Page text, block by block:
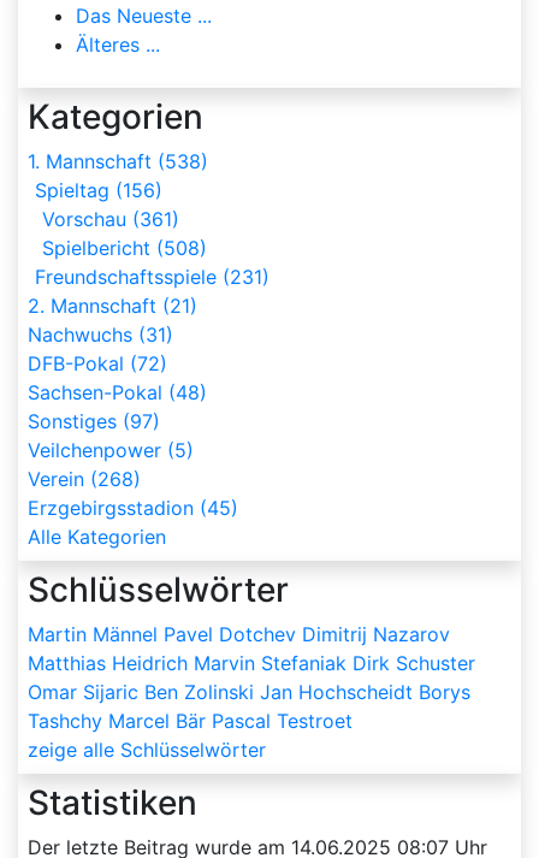
Das Neueste ...
Älteres ...
Kategorien
1. Mannschaft (538)
Spieltag (156)
Vorschau (361)
Spielbericht (508)
Freundschaftsspiele (231)
2. Mannschaft (21)
Nachwuchs (31)
DFB-Pokal (72)
Sachsen-Pokal (48)
Sonstiges (97)
Veilchenpower (5)
Verein (268)
Erzgebirgsstadion (45)
Alle Kategorien
Schlüsselwörter
Martin Männel Pavel Dotchev Dimitrij Nazarov
Matthias Heidrich Marvin Stefaniak Dirk Schuster
Omar Sijaric Ben Zolinski Jan Hochscheidt Borys
Tashchy Marcel Bär Pascal Testroet
zeige alle Schlüsselwörter
Statistiken
Der letzte Beitrag wurde am 14.06.2025 08:07 Uhr